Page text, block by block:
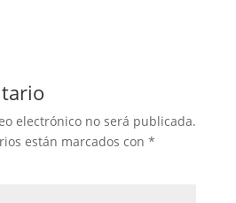
electrónico no será publicada.
están marcados con *